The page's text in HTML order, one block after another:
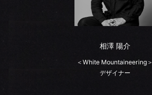
相澤 陽介
＜White Mountaineering＞
デザイナー